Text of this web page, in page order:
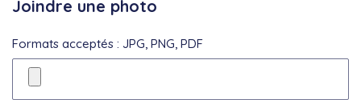
Joindre une photo
Formats acceptés : JPG, PNG, PDF